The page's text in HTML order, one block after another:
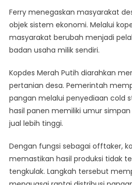
Ferry menegaskan masyarakat
objek sistem ekonomi. Melalui
masyarakat berubah menjadi
badan usaha milik sendiri.
Kopdes Merah Putih diarahkan
pertanian desa. Pemerintah
pangan melalui penyediaan cold
hasil panen memiliki umur
jual lebih tinggi.
Dengan fungsi sebagai offtaker,
memastikan hasil produksi tidak
tengkulak. Langkah tersebut